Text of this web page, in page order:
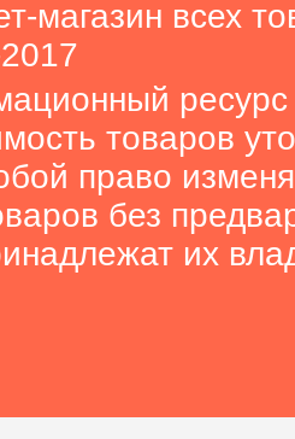
магазин всех
ресурс
товаров
право
без
их